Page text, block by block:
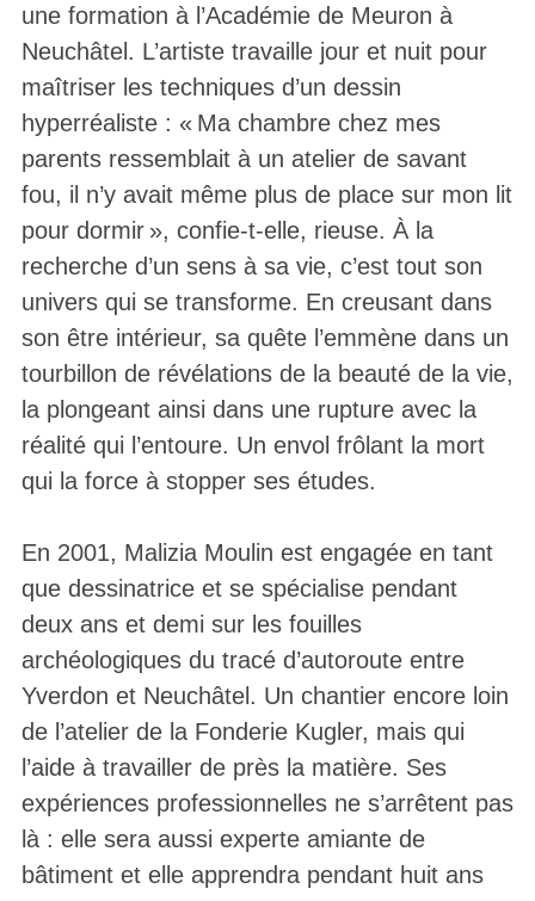
une formation à l’Académie de Meuron à
Neuchâtel. L’artiste travaille jour et nuit pour
maîtriser les techniques d’un dessin
hyperréaliste : « Ma chambre chez mes
parents ressemblait à un atelier de savant
fou, il n’y avait même plus de place sur mon lit
pour dormir », confie-t-elle, rieuse. À la
recherche d’un sens à sa vie, c’est tout son
univers qui se transforme. En creusant dans
son être intérieur, sa quête l’emmène dans un
tourbillon de révélations de la beauté de la vie,
la plongeant ainsi dans une rupture avec la
réalité qui l’entoure. Un envol frôlant la mort
qui la force à stopper ses études.
En 2001, Malizia Moulin est engagée en tant
que dessinatrice et se spécialise pendant
deux ans et demi sur les fouilles
archéologiques du tracé d’autoroute entre
Yverdon et Neuchâtel. Un chantier encore loin
de l’atelier de la Fonderie Kugler, mais qui
l’aide à travailler de près la matière. Ses
expériences professionnelles ne s’arrêtent pas
là : elle sera aussi experte amiante de
bâtiment et elle apprendra pendant huit ans